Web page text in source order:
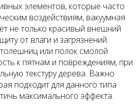
элементов, которые часто
воздействиям, вакуумная
не только красивый внешний
от влаги и загрязнений.
или полок смолой
к пятнам и повреждениям, при
текстуру дерева. Важно
подходит для данного типа
максимального эффекта.